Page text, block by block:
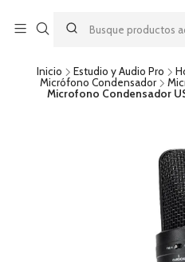
descuento
por una compra mínima de
acumulable a otras promociones
Inicio Estudio y Audio Pro
Micrófono Condensador
Microfono Condensador